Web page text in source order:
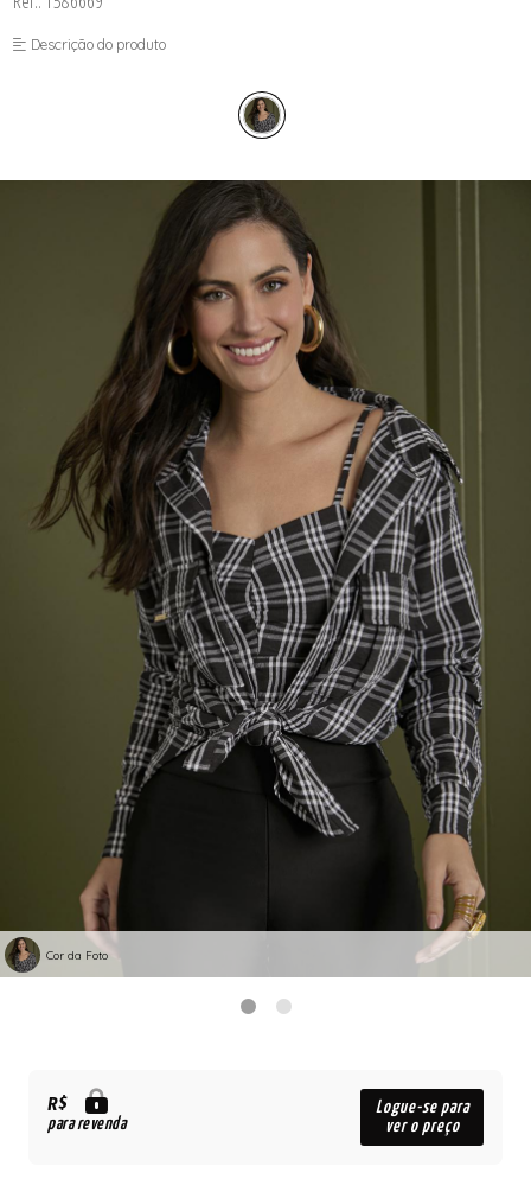
LONGO-AGOSTO I-
MACAC-AGOSTO I-
Descrição do produto
Cor da Foto
R$
para revenda
Logue-se para
ver o preço